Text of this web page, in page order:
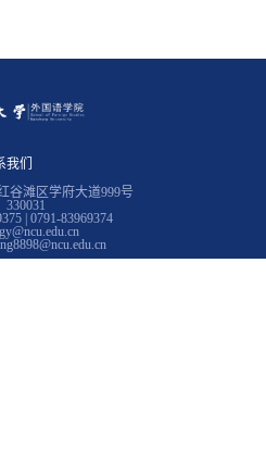
我们
谷滩区学府大道999号
330031
| 0791-83969374